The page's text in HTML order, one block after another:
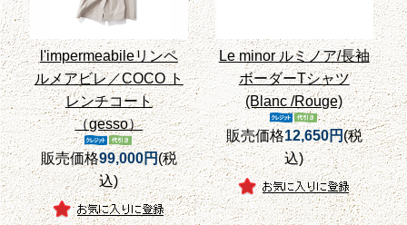
l'impermeabileリンペ
ルメアビレ／COCO ト
レンチコート
（gesso）
販売価格99,000円(税
込)
Le minor ルミノア/長袖
ボーダーTシャツ
(Blanc /Rouge)
販売価格12,650円(税
込)